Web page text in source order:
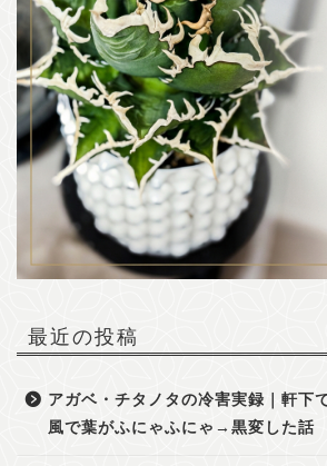
最近の投稿
アガベ・チタノタの冷害実録｜軒下
風で葉がふにゃふにゃ→黒変した話